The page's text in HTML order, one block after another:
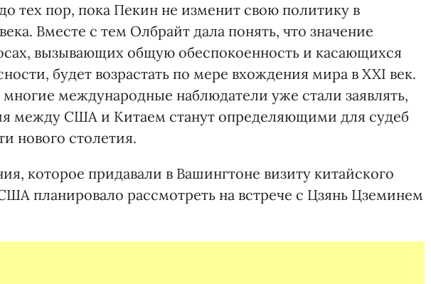
тех пор, пока Пекин не изменит свою политику в
Вместе с тем Олбрайт дала понять, что значение
вызывающих общую обеспокоенность и касающихся
будет возрастать по мере вхождения мира в XXI век.
международные наблюдатели уже стали заявлять,
между США и Китаем станут определяющими для судеб
нового столетия.
которое придавали в Вашингтоне визиту китайского
планировало рассмотреть на встрече с Цзянь Цземинем